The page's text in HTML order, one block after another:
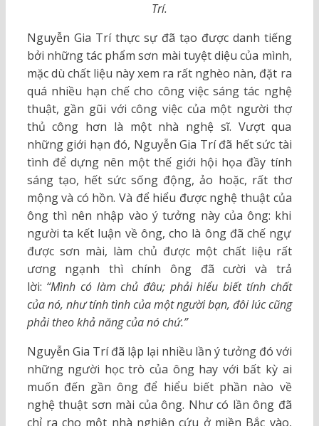
Trí.
Nguyễn Gia Trí thực sự đã tạo được danh tiếng
bởi những tác phẩm sơn mài tuyệt diệu của mình,
mặc dù chất liệu này xem ra rất nghèo nàn, đặt ra
quá nhiều hạn chế cho công việc sáng tác nghệ
thuật, gần gũi với công việc của một người thợ
thủ công hơn là một nhà nghệ sĩ. Vượt qua
những giới hạn đó, Nguyễn Gia Trí đã hết sức tài
tình để dựng nên một thế giới hội họa đầy tính
sáng tạo, hết sức sống động, ảo hoặc, rất thơ
mộng và có hồn. Và để hiểu được nghệ thuật của
ông thì nên nhập vào ý tưởng này của ông: khi
người ta kết luận về ông, cho là ông đã chế ngự
được sơn mài, làm chủ được một chất liệu rất
ương ngạnh thì chính ông đã cười và trả
lời: “Mình có làm chủ đâu; phải hiểu biết tính chất
của nó, như tính tình của một người bạn, đôi lúc cũng
phải theo khả năng của nó chứ.”
Nguyễn Gia Trí đã lập lại nhiều lần ý tưởng đó với
những người học trò của ông hay với bất kỳ ai
muốn đến gần ông để hiểu biết phần nào về
nghệ thuật sơn mài của ông. Như có lần ông đã
chỉ ra cho một nhà nghiên cứu ở miền Bắc vào,